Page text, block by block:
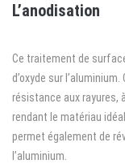
L’anodisation
Ce traitement de
d’oxyde sur
résistance aux rayures,
rendant le matériau
permet également de
l’aluminium.